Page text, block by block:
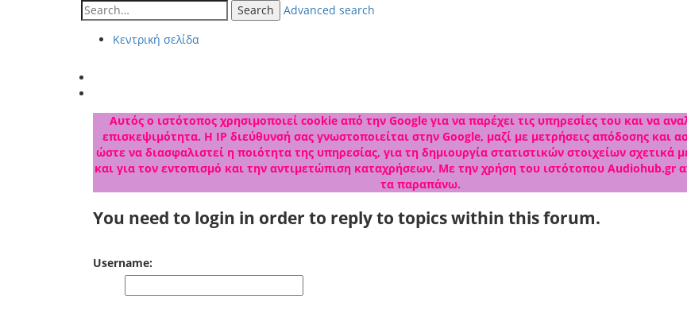
Search
Advanced search
Κεντρική σελίδα
Αυτός ο ιστότοπος χρησιμοποιεί cookie από την Google για να παρέχει τις υπηρεσίες του και να
επισκεψιμότητα. Η IP διεύθυνσή σας γνωστοποιείται στην Google, μαζί με μετρήσεις απόδοσης και
ώστε να διασφαλιστεί η ποιότητα της υπηρεσίας, για τη δημιουργία στατιστικών στοιχείων σχετικά
και για τον εντοπισμό και την αντιμετώπιση καταχρήσεων. Με την χρήση του ιστότοπου Audiohub.gr
τα παραπάνω.
You need to login in order to reply to topics within this forum.
Username: